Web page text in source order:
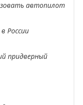
автопилот
России
придверный